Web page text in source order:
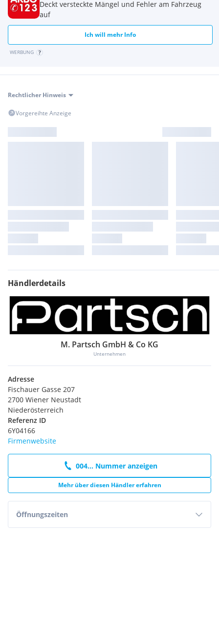
Deckt versteckte Mängel und Fehler am Fahrzeug
auf
Ich will mehr Info
WERBUNG
Rechtlicher Hinweis
Vorgereihte Anzeige
Händlerdetails
M. Partsch GmbH & Co KG
Unternehmen
Adresse
Fischauer Gasse 207
2700 Wiener Neustadt
Niederösterreich
Referenz ID
6Y04166
Firmenwebsite
004... Nummer anzeigen
Mehr über diesen Händler erfahren
Öffnungszeiten